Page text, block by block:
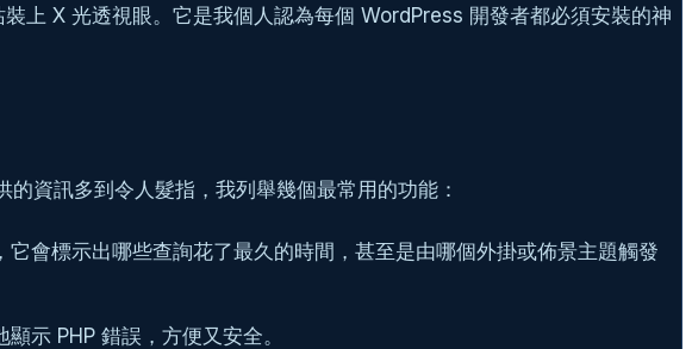
上 X 光透視眼。它是我個人認為每個 WordPress 開發者都必須安裝的神
資訊多到令人髮指，我列舉幾個最常用的功能：
會標示出哪些查詢花了最久的時間，甚至是由哪個外掛或佈景主題觸發
示 PHP 錯誤，方便又安全。